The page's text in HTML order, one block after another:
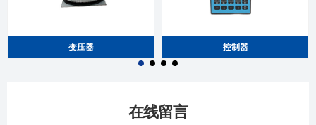
变压器 控制器
在线留言